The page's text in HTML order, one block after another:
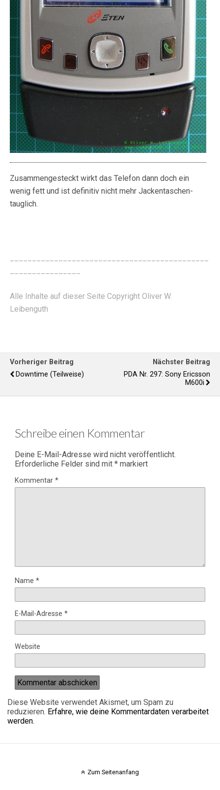
Zusammengesteckt wirkt das Telefon dann doch ein
wenig fett und ist definitiv nicht mehr Jackentaschen-
tauglich.
Alle Inhalte auf dieser Seite Copyright Oliver W.
Leibenguth
Vorheriger Beitrag
Downtime (teilweise)
Nächster Beitrag
PDA Nr. 297: Sony Ericsson
M600i
Schreibe einen Kommentar
Deine E-Mail-Adresse wird nicht veröffentlicht.
Erforderliche Felder sind mit * markiert
Kommentar *
Name *
E-Mail-Adresse *
Website
Diese Website verwendet Akismet, um Spam zu
reduzieren. Erfahre, wie deine Kommentardaten verarbeitet
werden.
Zum Seitenanfang